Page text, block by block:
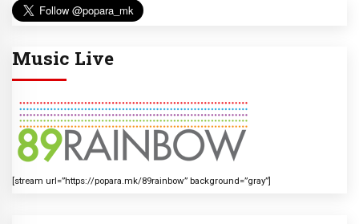
Music Live
[stream url=”https://popara.mk/89rainbow” background=”gray”]